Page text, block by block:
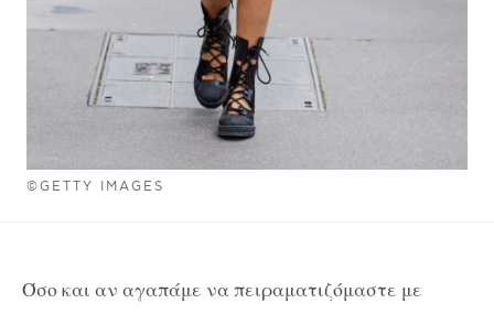
©GETTY IMAGES
Όσο και αν αγαπάμε να πειραματιζόμαστε με